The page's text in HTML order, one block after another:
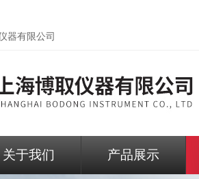
器有限公司
关于我们 产品展示